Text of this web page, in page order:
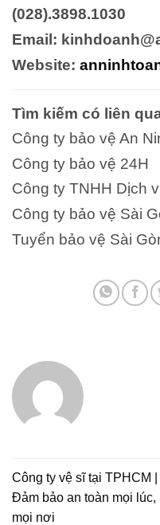
(028).3898.1030
Email:
Website:
Tìm kiếm có liên
Công ty bảo vệ An
Công ty bảo vệ 24H
Công ty TNHH Dịch
Công ty bảo vệ Sài
Tuyển bảo vệ Sài
Công ty vệ sĩ tại TPHCM |
Đảm bảo an toàn mọi lúc,
mọi nơi